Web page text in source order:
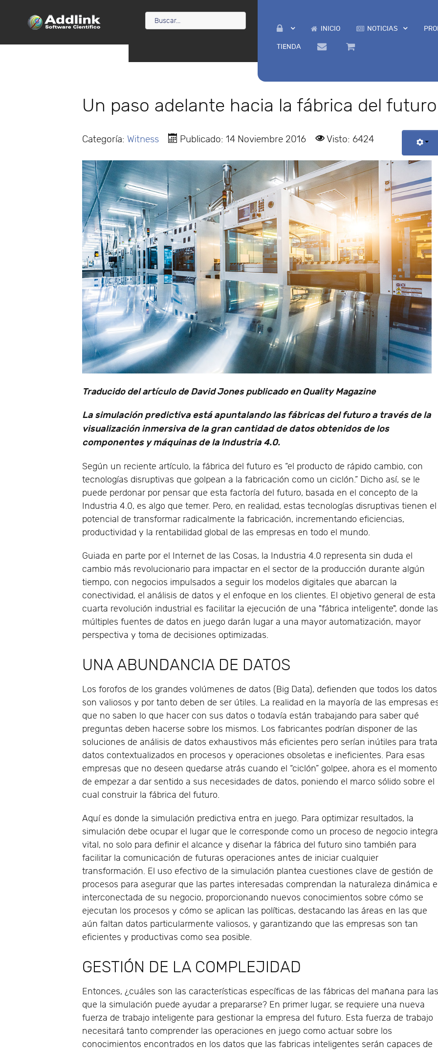
INICIO NOTICIAS
TIENDA
Un paso adelante hacia la fábrica del futuro
Categoría: Witness Publicado: 14 Noviembre 2016 Visto: 6424
Traducido del artículo de David Jones publicado en Quality Magazine
La simulación predictiva está apuntalando las fábricas del futuro a través de la
visualización inmersiva de la gran cantidad de datos obtenidos de los
componentes y máquinas de la Industria 4.0.
Según un reciente artículo, la fábrica del futuro es “el producto de rápido cambio, con
tecnologías disruptivas que golpean a la fabricación como un ciclón.” Dicho así, se le
puede perdonar por pensar que esta factoría del futuro, basada en el concepto de la
Industria 4.0, es algo que temer. Pero, en realidad, estas tecnologías disruptivas tienen el
potencial de transformar radicalmente la fabricación, incrementando eficiencias,
productividad y la rentabilidad global de las empresas en todo el mundo.
Guiada en parte por el Internet de las Cosas, la Industria 4.0 representa sin duda el
cambio más revolucionario para impactar en el sector de la producción durante algún
tiempo, con negocios impulsados a seguir los modelos digitales que abarcan la
conectividad, el análisis de datos y el enfoque en los clientes. El objetivo general de esta
cuarta revolución industrial es facilitar la ejecución de una "fábrica inteligente", donde las
múltiples fuentes de datos en juego darán lugar a una mayor automatización, mayor
perspectiva y toma de decisiones optimizadas.
UNA ABUNDANCIA DE DATOS
Los forofos de los grandes volúmenes de datos (Big Data), defienden que todos los datos
son valiosos y por tanto deben de ser útiles. La realidad en la mayoría de las empresas
que no saben lo que hacer con sus datos o todavía están trabajando para saber qué
preguntas deben hacerse sobre los mismos. Los fabricantes podrían disponer de las
soluciones de análisis de datos exhaustivos más eficientes pero serían inútiles para
datos contextualizados en procesos y operaciones obsoletas e ineficientes. Para esas
empresas que no deseen quedarse atrás cuando el “ciclón” golpee, ahora es el momento
de empezar a dar sentido a sus necesidades de datos, poniendo el marco sólido sobre el
cual construir la fábrica del futuro.
Aquí es donde la simulación predictiva entra en juego. Para optimizar resultados, la
simulación debe ocupar el lugar que le corresponde como un proceso de negocio
vital, no solo para definir el alcance y diseñar la fábrica del futuro sino también para
facilitar la comunicación de futuras operaciones antes de iniciar cualquier
transformación. El uso efectivo de la simulación plantea cuestiones clave de gestión de
procesos para asegurar que las partes interesadas comprendan la naturaleza dinámica e
interconectada de su negocio, proporcionando nuevos conocimientos sobre cómo se
ejecutan los procesos y cómo se aplican las políticas, destacando las áreas en las que
aún faltan datos particularmente valiosos, y garantizando que las empresas son tan
eficientes y productivas como sea posible.
GESTIÓN DE LA COMPLEJIDAD
Entonces, ¿cuáles son las características específicas de las fábricas del mañana para
que la simulación puede ayudar a prepararse? En primer lugar, se requiere una nueva
fuerza de trabajo inteligente para gestionar la empresa del futuro. Esta fuerza de trabajo
necesitará tanto comprender las operaciones en juego como actuar sobre los
conocimientos encontrados en los datos que las fabricas inteligentes serán capaces de